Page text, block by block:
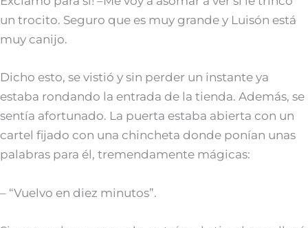
un trocito. Seguro que es muy grande y Luisón está
muy canijo.
Dicho esto, se vistió y sin perder un instante ya
estaba rondando la entrada de la tienda. Además, se
sentía afortunado. La puerta estaba abierta con un
cartel fijado con una chincheta donde ponían unas
palabras para él, tremendamente mágicas:
– “Vuelvo en diez minutos”.